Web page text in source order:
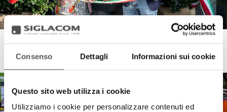
Consenso Dettagli Informazioni sui cookie
Questo sito web utilizza i cookie
Utilizziamo i cookie per personalizzare contenuti ed
Orlandelli
Open Day and Packaging Area